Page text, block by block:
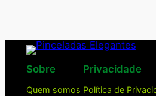
Sobre
Quem somos
Privacidade
Política de